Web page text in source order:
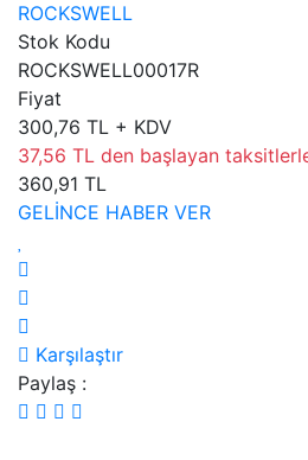
ROCKSWELL
Stok Kodu
ROCKSWELL00017R
Fiyat
300,76 TL + KDV
37,56 TL den başlayan
360,91 TL
GELİNCE HABER VER
Karşılaştır
Paylaş :